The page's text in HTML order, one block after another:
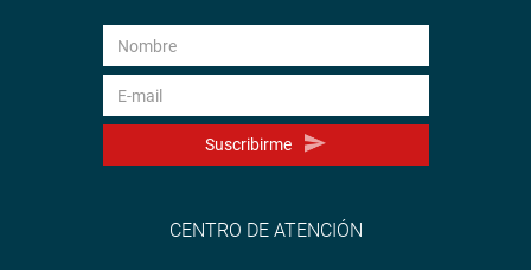
Suscribirme
CENTRO DE ATENCIÓN